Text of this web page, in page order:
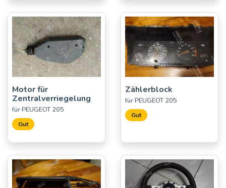
Motor für
Zentralverriegelung
für PEUGEOT 205
Gut
Zählerblock
für PEUGEOT 205
Gut